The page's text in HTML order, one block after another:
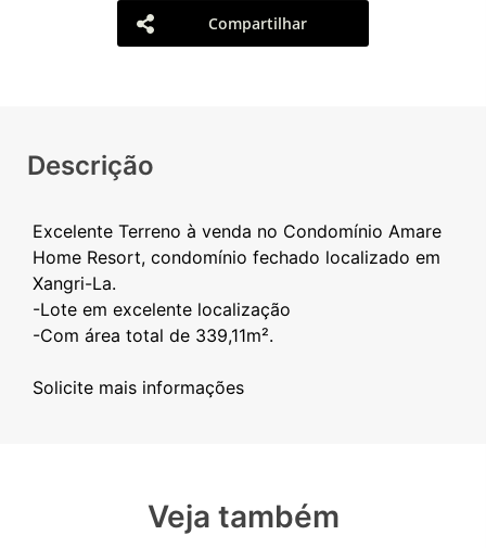
Compartilhar
Descrição
Excelente Terreno à venda no Condomínio Amare
Home Resort, condomínio fechado localizado em
Xangri-La.
-Lote em excelente localização
-Com área total de 339,11m².
Veja também